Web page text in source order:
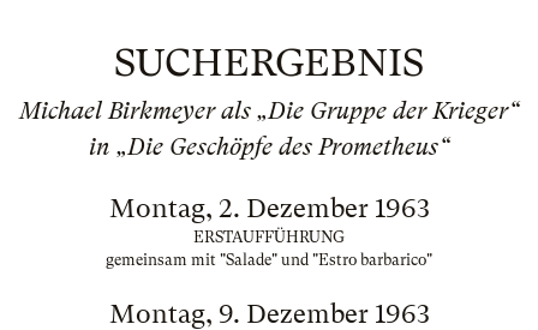
SUCHERGEBNIS
Michael Birkmeyer als „Die Gruppe der Krieger“
in „Die Geschöpfe des Prometheus“
Montag, 2. Dezember 1963
ERSTAUFFÜHRUNG
gemeinsam mit "Salade" und "Estro barbarico"
Montag, 9. Dezember 1963